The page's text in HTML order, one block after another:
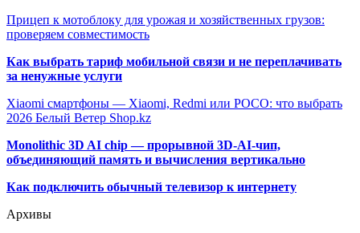
Прицеп к мотоблоку для урожая и хозяйственных грузов:
проверяем совместимость
Как выбрать тариф мобильной связи и не переплачивать
за ненужные услуги
Xiaomi смартфоны — Xiaomi, Redmi или POCO: что выбрать
2026 Белый Ветер Shop.kz
Monolithic 3D AI chip — прорывной 3D-AI-чип,
объединяющий память и вычисления вертикально
Как подключить обычный телевизор к интернету
Архивы